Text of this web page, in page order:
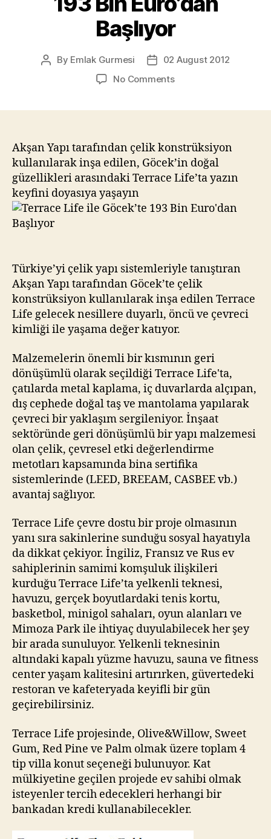
Başlıyor
Post
By Emlak Gurmesi
Post
date
02 August 2012
No Commentson
193
Bin
Euro’dan
Başlıyor
Akşan Yapı tarafından çelik konstrüksiyon
kullanılarak inşa edilen, Göcek’in doğal
güzellikleri arasındaki Terrace Life’ta yazın
keyfini doyasıya yaşayın
Türkiye’yi çelik yapı sistemleriyle tanıştıran
Akşan Yapı tarafından Göcek’te çelik
konstrüksiyon kullanılarak inşa edilen Terrace
Life gelecek nesillere duyarlı, öncü ve çevreci
kimliği ile yaşama değer katıyor.
Malzemelerin önemli bir kısmının geri
dönüşümlü olarak seçildiği Terrace Life'ta,
çatılarda metal kaplama, iç duvarlarda alçıpan,
dış cephede doğal taş ve mantolama yapılarak
çevreci bir yaklaşım sergileniyor. İnşaat
sektöründe geri dönüşümlü bir yapı malzemesi
olan çelik, çevresel etki değerlendirme
metotları kapsamında bina sertifika
sistemlerinde (LEED, BREEAM, CASBEE vb.)
avantaj sağlıyor.
Terrace Life çevre dostu bir proje olmasının
yanı sıra sakinlerine sunduğu sosyal hayatıyla
da dikkat çekiyor. İngiliz, Fransız ve Rus ev
sahiplerinin samimi komşuluk ilişkileri
kurduğu Terrace Life’ta yelkenli teknesi,
havuzu, gerçek boyutlardaki tenis kortu,
basketbol, minigol sahaları, oyun alanları ve
Mimoza Park ile ihtiyaç duyulabilecek her şey
bir arada sunuluyor. Yelkenli teknesinin
altındaki kapalı yüzme havuzu, sauna ve fitness
center yaşam kalitesini artırırken, güvertedeki
restoran ve kafeteryada keyifli bir gün
geçirebilirsiniz.
Terrace Life projesinde, Olive&Willow, Sweet
Gum, Red Pine ve Palm olmak üzere toplam 4
tip villa konut seçeneği bulunuyor. Kat
mülkiyetine geçilen projede ev sahibi olmak
isteyenler tercih edecekleri herhangi bir
bankadan kredi kullanabilecekler.